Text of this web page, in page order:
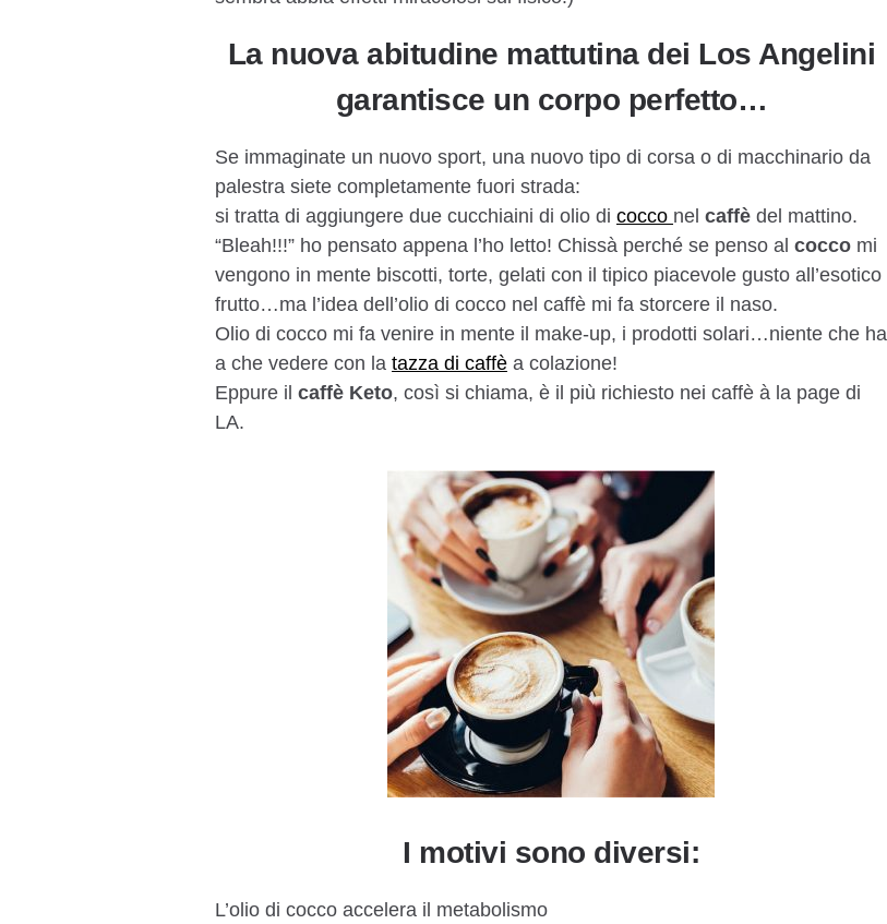
La nuova abitudine mattutina dei Los Angelini
garantisce un corpo perfetto…
Se immaginate un nuovo sport, una nuovo tipo di corsa o di macchinario da
palestra siete completamente fuori strada:
si tratta di aggiungere due cucchiaini di olio di cocco nel caffè del mattino.
“Bleah!!!” ho pensato appena l’ho letto! Chissà perché se penso al cocco mi
vengono in mente biscotti, torte, gelati con il tipico piacevole gusto all’esotico
frutto…ma l’idea dell’olio di cocco nel caffè mi fa storcere il naso.
Olio di cocco mi fa venire in mente il make-up, i prodotti solari…niente che ha
a che vedere con la tazza di caffè a colazione!
Eppure il caffè Keto, così si chiama, è il più richiesto nei caffè à la page di
LA.
I motivi sono diversi:
L’olio di cocco accelera il metabolismo